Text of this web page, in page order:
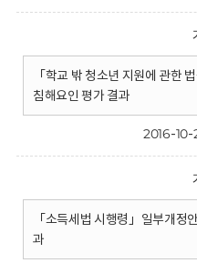
「학교 밖 청소년 지원에 관한
침해요인 평가 결과
2016-10-
「소득세법 시행령」일부개정
과